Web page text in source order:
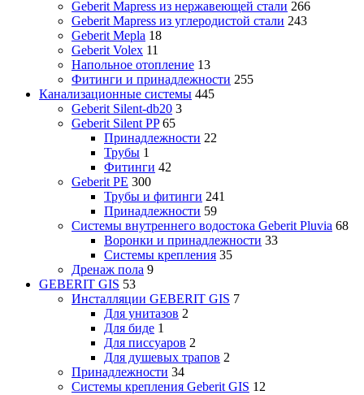
Geberit Mapress из нержавеющей стали 266
Geberit Mapress из углеродистой стали 243
Geberit Mepla 18
Geberit Volex 11
Напольное отопление 13
Фитинги и принадлежности 255
Канализационные системы 445
Geberit Silent-db20 3
Geberit Silent PP 65
Принадлежности 22
Трубы 1
Фитинги 42
Geberit PE 300
Трубы и фитинги 241
Принадлежности 59
Системы внутреннего водостока Geberit Pluvia 68
Воронки и принадлежности 33
Системы крепления 35
Дренаж пола 9
GEBERIT GIS 53
Инсталляции GEBERIT GIS 7
Для унитазов 2
Для биде 1
Для писсуаров 2
Для душевых трапов 2
Принадлежности 34
Системы крепления Geberit GIS 12